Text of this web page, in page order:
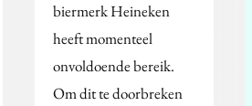
biermerk Heineken
heeft momenteel
onvoldoende bereik.
Om dit te doorbreken